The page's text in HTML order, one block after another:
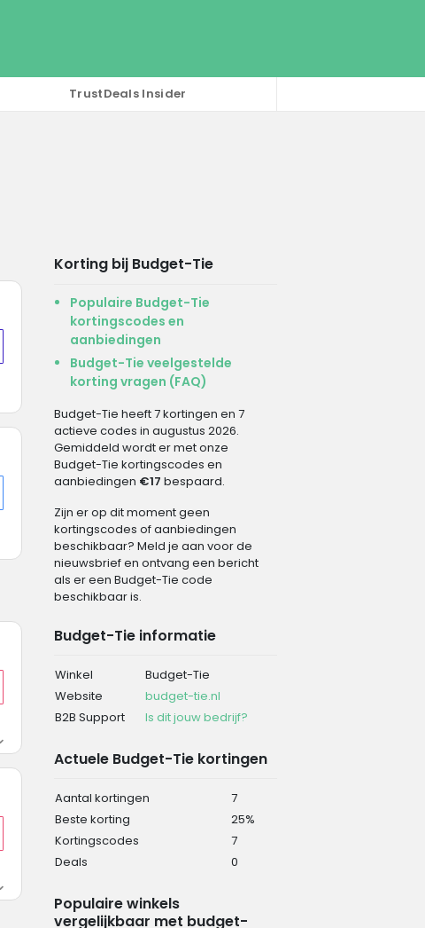
TrustDeals Insider
Korting bij Budget-Tie
Populaire Budget-Tie
kortingscodes en
aanbiedingen
Budget-Tie veelgestelde
korting vragen (FAQ)
Budget-Tie heeft 7 kortingen en 7
actieve codes in augustus 2026.
Gemiddeld wordt er met onze
Budget-Tie kortingscodes en
aanbiedingen €17 bespaard.
Zijn er op dit moment geen
kortingscodes of aanbiedingen
beschikbaar? Meld je aan voor de
nieuwsbrief en ontvang een bericht
als er een Budget-Tie code
beschikbaar is.
Budget-Tie informatie
Winkel
Budget-Tie
Website
budget-tie.nl
B2B Support
Is dit jouw bedrijf?
Actuele Budget-Tie kortingen
Aantal kortingen
7
Beste korting
25%
Kortingscodes
7
Deals
0
Populaire winkels
vergelijkbaar met budget-